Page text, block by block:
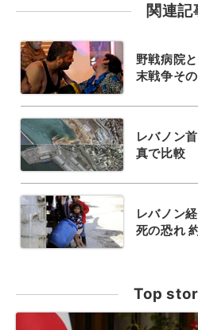
関連記
野戦病院
末戦争そ
レバノン
真で比較
レバノン
死の恐れ
Top